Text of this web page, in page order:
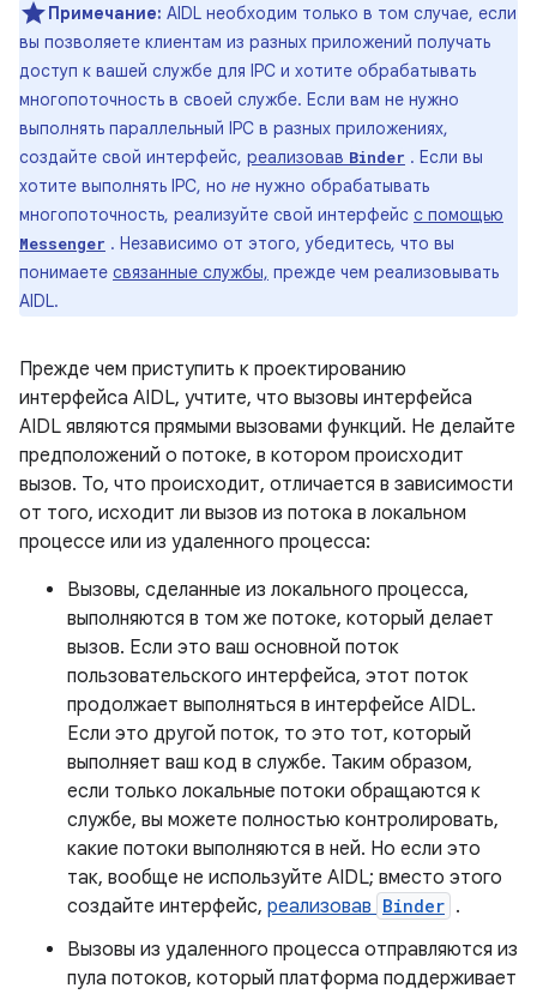
Примечание: AIDL необходим только в том случае, если
вы позволяете клиентам из разных приложений получать
доступ к вашей службе для IPC и хотите обрабатывать
многопоточность в своей службе. Если вам не нужно
выполнять параллельный IPC в разных приложениях,
создайте свой интерфейс, реализовав Binder . Если вы
хотите выполнять IPC, но не нужно обрабатывать
многопоточность, реализуйте свой интерфейс с помощью
Messenger . Независимо от этого, убедитесь, что вы
понимаете связанные службы, прежде чем реализовывать
AIDL.
Прежде чем приступить к проектированию
интерфейса AIDL, учтите, что вызовы интерфейса
AIDL являются прямыми вызовами функций. Не делайте
предположений о потоке, в котором происходит
вызов. То, что происходит, отличается в зависимости
от того, исходит ли вызов из потока в локальном
процессе или из удаленного процесса:
Вызовы, сделанные из локального процесса,
выполняются в том же потоке, который делает
вызов. Если это ваш основной поток
пользовательского интерфейса, этот поток
продолжает выполняться в интерфейсе AIDL.
Если это другой поток, то это тот, который
выполняет ваш код в службе. Таким образом,
если только локальные потоки обращаются к
службе, вы можете полностью контролировать,
какие потоки выполняются в ней. Но если это
так, вообще не используйте AIDL; вместо этого
создайте интерфейс, реализовав Binder .
Вызовы из удаленного процесса отправляются из
пула потоков, который платформа поддерживает